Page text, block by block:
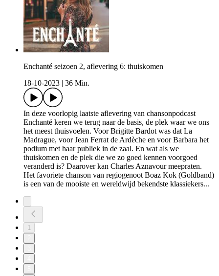
Enchanté seizoen 2, aflevering 6: thuiskomen
18-10-2023
36 Min.
In deze voorlopig laatste aflevering van chansonpodcast
Enchanté keren we terug naar de basis, de plek waar we ons
het meest thuisvoelen. Voor Brigitte Bardot was dat La
Madrague, voor Jean Ferrat de Ardèche en voor Barbara het
podium met haar publiek in de zaal. En wat als we
thuiskomen en de plek die we zo goed kennen voorgoed
veranderd is? Daarover kan Charles Aznavour meepraten.
Het favoriete chanson van regiogenoot Boaz Kok (Goldband)
is een van de mooiste en wereldwijd bekendste klassiekers...
1